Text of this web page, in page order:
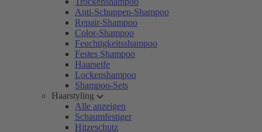
Anti-Schuppen-Shampoo
Repair-Shampoo
Color-Shampoo
Feuchtigkeitsshampoo
Festes Shampoo
Haarseife
Lockenshampoo
Shampoo-Sets
Haarstyling
Alle anzeigen
Schaumfestiger
Hitzeschutz